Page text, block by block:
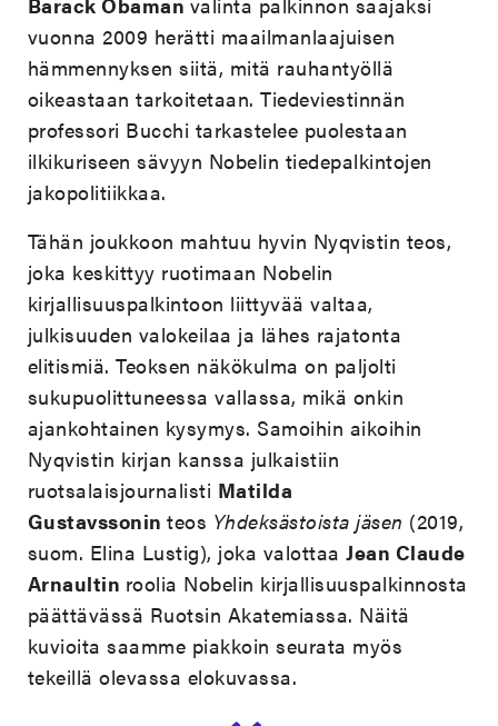
vuonna 2009 herätti maailmanlaajuisen
hämmennyksen siitä, mitä rauhantyöllä
oikeastaan tarkoitetaan. Tiedeviestinnän
professori Bucchi tarkastelee puolestaan
ilkikuriseen sävyyn Nobelin tiedepalkintojen
jakopolitiikkaa.
Tähän joukkoon mahtuu hyvin Nyqvistin teos,
joka keskittyy ruotimaan Nobelin
kirjallisuuspalkintoon liittyvää valtaa,
julkisuuden valokeilaa ja lähes rajatonta
elitismiä. Teoksen näkökulma on paljolti
sukupuolittuneessa vallassa, mikä onkin
ajankohtainen kysymys. Samoihin aikoihin
Nyqvistin kirjan kanssa julkaistiin
ruotsalaisjournalisti Matilda
Gustavssoninteos Yhdeksästoista jäsen (2019,
suom. Elina Lustig), joka valottaaJean Claude
Arnaultin roolia Nobelin kirjallisuuspalkinnosta
päättävässä Ruotsin Akatemiassa. Näitä
kuvioita saamme piakkoin seurata myös
tekeillä olevassa elokuvassa.